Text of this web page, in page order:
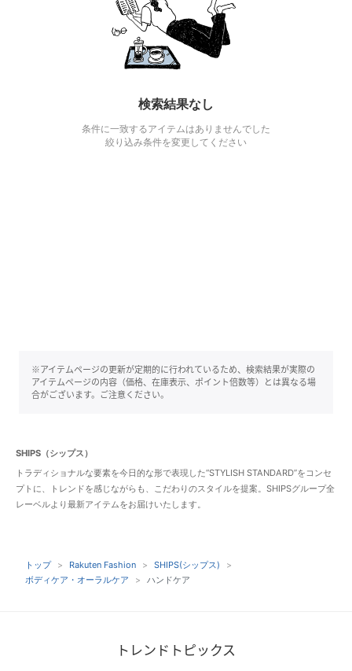
検索結果なし
条件に一致するアイテムはありませんでした
絞り込み条件を変更してください
※アイテムページの更新が定期的に行われているため、検索結果が実際の
アイテムページの内容（価格、在庫表示、ポイント倍数等）とは異なる場
合がございます。ご注意ください。
SHIPS（シップス）
トラディショナルな要素を今日的な形で表現した“STYLISH STANDARD”をコンセ
プトに、トレンドを感じながらも、こだわりのスタイルを提案。SHIPSグループ全
レーベルより最新アイテムをお届けいたします。
トップ Rakuten Fashion
SHIPS(シップス)
ボディケア・オーラルケア
ハンドケア
トレンドトピックス